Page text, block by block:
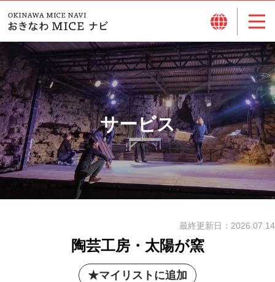
サービス
最終更新日： 2026.07.14
陶芸工房・太陽が窯
マイリストに追加